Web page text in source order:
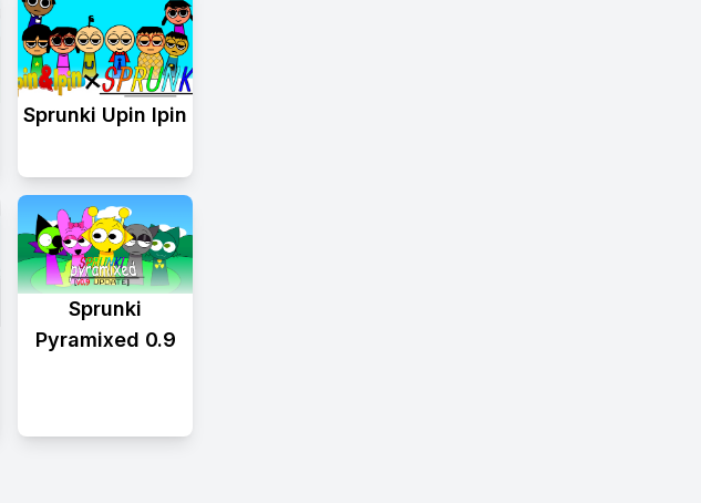
Sprunki Upin Ipin
Sprunki
Pyramixed 0.9